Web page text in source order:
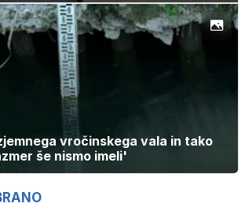
vročinskega vala in tako
še nismo imeli'